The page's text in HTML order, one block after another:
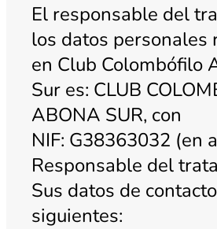
El responsable del
los datos personales
en Club Colombófilo
Sur es: CLUB
ABONA SUR, con
NIF: G38363032 (en
Responsable del
Sus datos de
siguientes: